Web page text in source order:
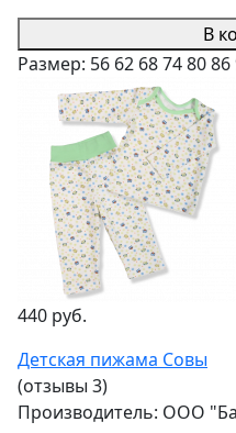
В
Размер: 56 62 68748086
440 руб.
Детская пижама Совы
(отзывы 3)
Производитель: ООО